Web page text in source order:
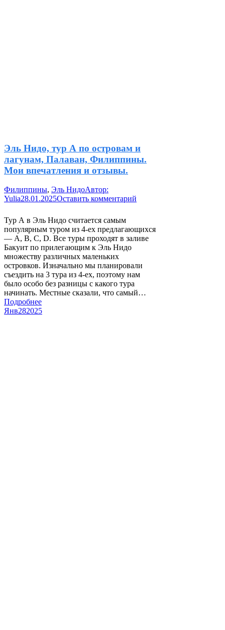
Эль Нидо, тур А по островам и
лагунам, Палаван, Филиппины.
Мои впечатления и отзывы.
Филиппины, Эль НидоАвтор:
Yulia28.01.2025Оставить комментарий
Тур А в Эль Нидо считается самым
популярным туром из 4-ех предлагающихся
— A, B, C, D. Все туры проходят в заливе
Бакуит по прилегающим к Эль Нидо
множеству различных маленьких
островков. Изначально мы планировали
съездить на 3 тура из 4-ех, поэтому нам
было особо без разницы с какого тура
начинать. Местные сказали, что самый…
Подробнее
Янв282025